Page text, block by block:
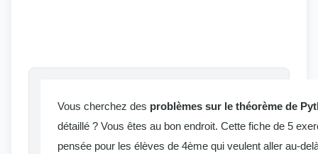
Vous cherchez des problèmes sur le théorème de
détaillé ? Vous êtes au bon endroit. Cette fiche de 5
pensée pour les élèves de 4ème qui veulent aller au-